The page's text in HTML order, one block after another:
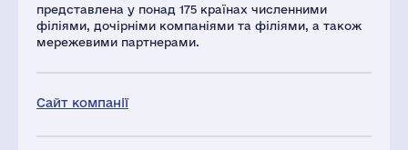
представлена ​​у понад 175 країнах численними
філіями, дочірніми компаніями та філіями, а також
мережевими партнерами.
Сайт компанії